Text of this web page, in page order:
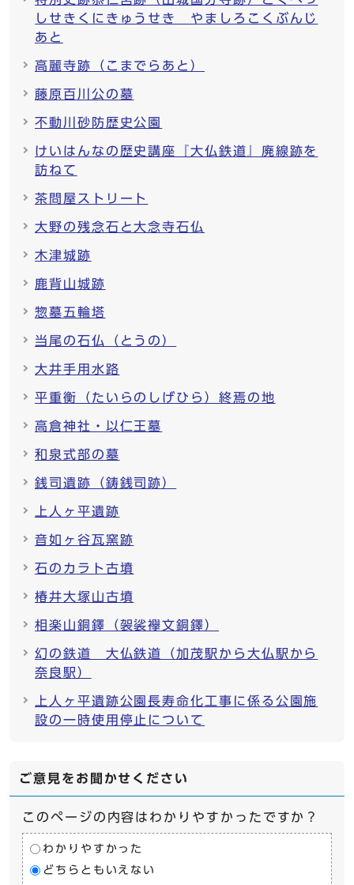
しせきくにきゅうせき やましろこくぶんじ
あと
高麗寺跡（こまでらあと）
藤原百川公の墓
不動川砂防歴史公園
けいはんなの歴史講座『大仏鉄道』廃線跡を
訪ねて
茶問屋ストリート
大野の残念石と大念寺石仏
木津城跡
鹿背山城跡
惣墓五輪塔
当尾の石仏（とうの）
大井手用水路
平重衡（たいらのしげひら）終焉の地
高倉神社・以仁王墓
和泉式部の墓
銭司遺跡（鋳銭司跡）
上人ヶ平遺跡
音如ヶ谷瓦窯跡
石のカラト古墳
椿井大塚山古墳
相楽山銅鐸（袈裟襷文銅鐸）
幻の鉄道 大仏鉄道（加茂駅から大仏駅から
奈良駅）
上人ヶ平遺跡公園長寿命化工事に係る公園施
設の一時使用停止について
ご意見をお聞かせください
このページの内容はわかりやすかったですか？
わかりやすかった
どちらともいえない